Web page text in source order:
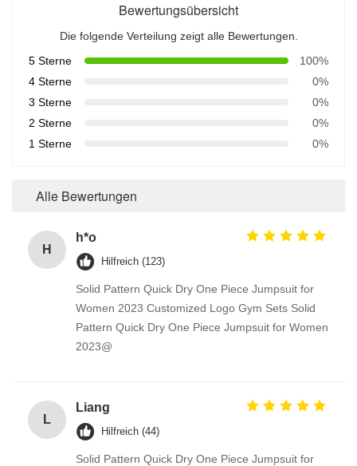
Bewertungsübersicht
Die folgende Verteilung zeigt alle Bewertungen.
5 Sterne
100%
4 Sterne
0%
3 Sterne
0%
2 Sterne
0%
1 Sterne
0%
Alle Bewertungen
H
h*o
Hilfreich (123)
Solid Pattern Quick Dry One Piece Jumpsuit for
Women 2023 Customized Logo Gym Sets Solid
Pattern Quick Dry One Piece Jumpsuit for Women
2023@
L
Liang
Hilfreich (44)
Solid Pattern Quick Dry One Piece Jumpsuit for